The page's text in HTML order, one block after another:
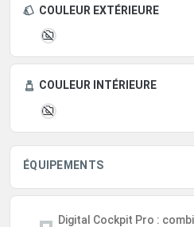
COULEUR EXTÉRIEURE
COULEUR INTÉRIEURE
ÉQUIPEMENTS
Digital Cockpit Pro :